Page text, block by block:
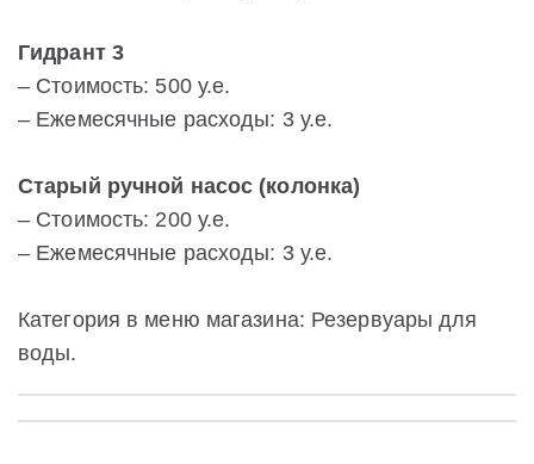
Гидрант 3
– Стоимость: 500 у.е.
– Ежемесячные расходы: 3 у.е.
Старый ручной насос (колонка)
– Стоимость: 200 у.е.
– Ежемесячные расходы: 3 у.е.
Категория в меню магазина: Резервуары для
воды.